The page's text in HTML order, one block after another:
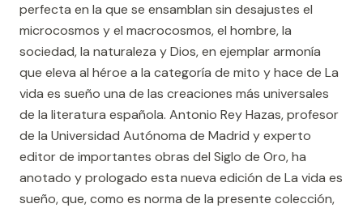
perfecta en la que se ensamblan sin desajustes el
microcosmos y el macrocosmos, el hombre, la
sociedad, la naturaleza y Dios, en ejemplar armonía
que eleva al héroe a la categoría de mito y hace de La
vida es sueño una de las creaciones más universales
de la literatura española. Antonio Rey Hazas, profesor
de la Universidad Autónoma de Madrid y experto
editor de importantes obras del Siglo de Oro, ha
anotado y prologado esta nueva edición de La vida es
sueño, que, como es norma de la presente colección,